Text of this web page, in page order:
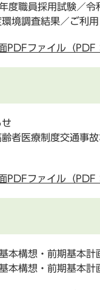
度職員採用試験／令
境調査結果／ご利
PDFファイル（PDF
齢者医療制度交通事
PDFファイル（PDF
本構想・前期基本計
本構想・前期基本計